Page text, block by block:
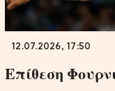
12.07.2026, 17:50
Επίθεση